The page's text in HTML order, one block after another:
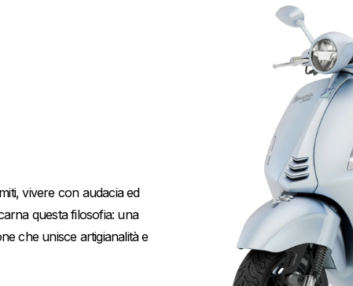
vivere con audacia ed
questa filosofia: una
che unisce artigianalità e